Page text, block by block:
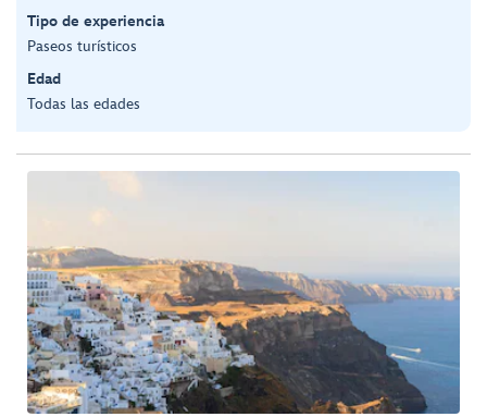
Tipo de experiencia
Paseos turísticos
Edad
Todas las edades